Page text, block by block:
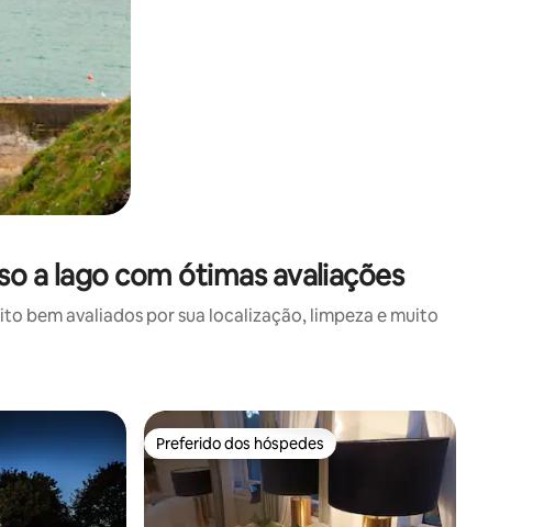
a lago com ótimas avaliações
bem avaliados por sua localização, limpeza e muito
Preferido dos hóspedes
Preferido dos hóspedes